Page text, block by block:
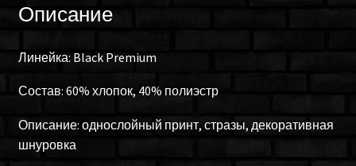
Описание
Линейка: Black Premium
Состав: 60% хлопок, 40% полиэстр
Описание: однослойный принт, стразы, декоративная
шнуровка